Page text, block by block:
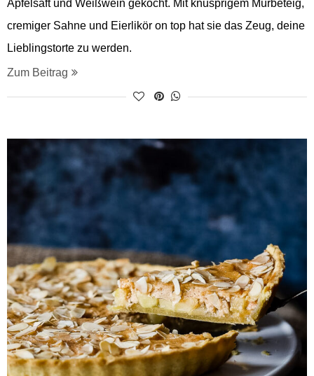
Apfelsaft und Weißwein gekocht. Mit knusprigem Mürbeteig,
cremiger Sahne und Eierlikör on top hat sie das Zeug, deine
Lieblingstorte zu werden.
Zum Beitrag